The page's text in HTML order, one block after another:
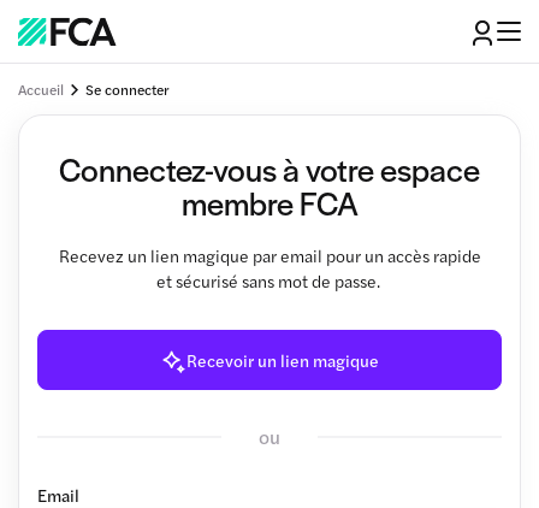
Accueil Se connecter
Connectez-vous à votre espace
membre FCA
Recevez un lien magique par email pour un accès rapide
et sécurisé sans mot de passe.
Recevoir un lien magique
ou
Email